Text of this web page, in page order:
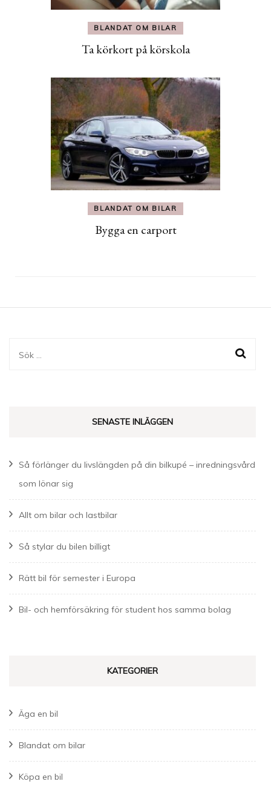
BLANDAT OM BILAR
Ta körkort på körskola
BLANDAT OM BILAR
Bygga en carport
Sök
SENASTE INLÄGGEN
Så förlänger du livslängden på din bilkupé – inredningsvård
som lönar sig
Allt om bilar och lastbilar
Så stylar du bilen billigt
Rätt bil för semester i Europa
Bil- och hemförsäkring för student hos samma bolag
KATEGORIER
Äga en bil
Blandat om bilar
Köpa en bil